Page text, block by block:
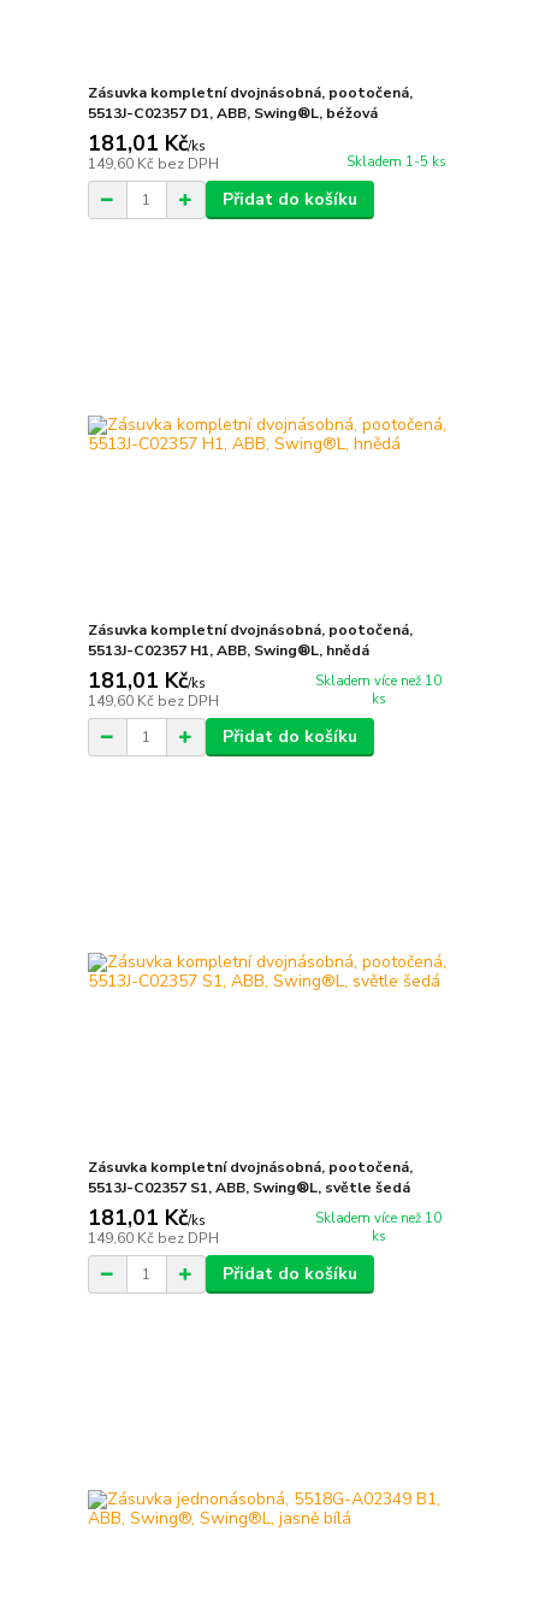
Zásuvka kompletní dvojnásobná, pootočená,
5513J-C02357 D1, ABB, Swing®L, béžová
181,01 Kč/ks
149,60 Kč bez DPH Skladem 1-5 ks
Přidat do košíku
Zásuvka kompletní dvojnásobná, pootočená,
5513J-C02357 H1, ABB, Swing®L, hnědá
181,01 Kč/ks
149,60 Kč bez DPH
Skladem více než 10
ks
Přidat do košíku
Zásuvka kompletní dvojnásobná, pootočená,
5513J-C02357 S1, ABB, Swing®L, světle šedá
181,01 Kč/ks
149,60 Kč bez DPH
Skladem více než 10
ks
Přidat do košíku